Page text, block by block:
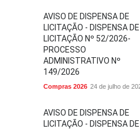
AVISO DE DISPENSA DE
LICITAÇÃO - DISPENSA DE
LICITAÇÃO Nº 52/2026-
PROCESSO
ADMINISTRATIVO Nº
149/2026
Compras 2026 24 de julho de
AVISO DE DISPENSA DE
LICITAÇÃO - DISPENSA DE